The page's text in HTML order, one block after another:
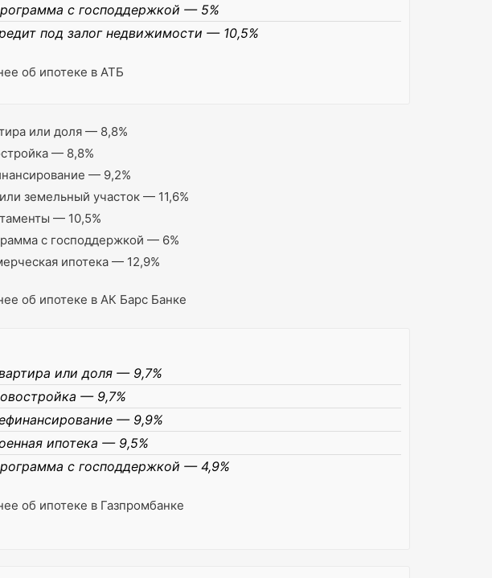
с господдержкой — 5%
под залог недвижимости — 10,5%
об ипотеке в АТБ
или доля — 8,8%
— 8,8%
— 9,2%
земельный участок — 11,6%
— 10,5%
с господдержкой — 6%
ипотека — 12,9%
об ипотеке в АК Барс Банке
или доля — 9,7%
— 9,7%
— 9,9%
ипотека — 9,5%
с господдержкой — 4,9%
об ипотеке в Газпромбанке